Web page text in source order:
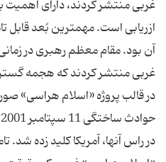
غربی منتشر کردند، دارای اهمیت
ازریابی است. مهمترین بُعد قابل
آن بود. مقام معظم رهبری در
غربی منتشر کردند که هجمه
در قالب پروژه «اسلام هراسی»
در راس آنها، آمریکا کلید زده شد.